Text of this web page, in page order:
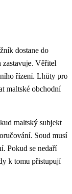
dostane do
zastavuje. Věřitel
řízení. Lhůty pro
maltské obchodní
maltský subjekt
Soud musí
Pokud se nedaří
k tomu přistupují